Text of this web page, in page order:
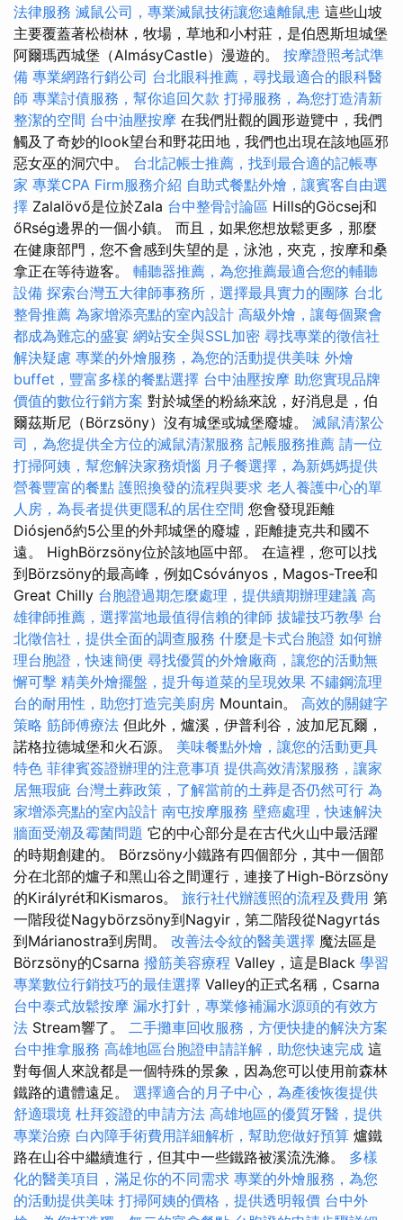
法律服務 滅鼠公司，專業滅鼠技術讓您遠離鼠患 這些山坡
主要覆蓋著松樹林，牧場，草地和小村莊，是伯恩斯坦城堡
阿爾瑪西城堡（AlmásyCastle）漫遊的。 按摩證照考試準
備 專業網路行銷公司 台北眼科推薦，尋找最適合的眼科醫
師 專業討債服務，幫你追回欠款 打掃服務，為您打造清新
整潔的空間 台中油壓按摩 在我們壯觀的圓形遊覽中，我們
觸及了奇妙的look望台和野花田地，我們也出現在該地區邪
惡女巫的洞穴中。 台北記帳士推薦，找到最合適的記帳專
家 專業CPA Firm服務介紹 自助式餐點外燴，讓賓客自由選
擇 Zalalövő是位於Zala 台中整骨討論區 Hills的Göcsej和
őRség邊界的一個小鎮。 而且，如果您想放鬆更多，那麼
在健康部門，您不會感到失望的是，泳池，夾克，按摩和桑
拿正在等待遊客。 輔聽器推薦，為您推薦最適合您的輔聽
設備 探索台灣五大律師事務所，選擇最具實力的團隊 台北
整骨推薦 為家增添亮點的室內設計 高級外燴，讓每個聚會
都成為難忘的盛宴 網站安全與SSL加密 尋找專業的徵信社
解決疑慮 專業的外燴服務，為您的活動提供美味 外燴
buffet，豐富多樣的餐點選擇 台中油壓按摩 助您實現品牌
價值的數位行銷方案 對於城堡的粉絲來說，好消息是，伯
爾茲斯尼（Börzsöny）沒有城堡或城堡廢墟。 滅鼠清潔公
司，為您提供全方位的滅鼠清潔服務 記帳服務推薦 請一位
打掃阿姨，幫您解決家務煩惱 月子餐選擇，為新媽媽提供
營養豐富的餐點 護照換發的流程與要求 老人養護中心的單
人房，為長者提供更隱私的居住空間 您會發現距離
Diósjenő約5公里的外邦城堡的廢墟，距離捷克共和國不
遠。 HighBörzsöny位於該地區中部。 在這裡，您可以找
到Börzsöny的最高峰，例如Csóványos，Magos-Tree和
Great Chilly 台胞證過期怎麼處理，提供續期辦理建議 高
雄律師推薦，選擇當地最值得信賴的律師 拔罐技巧教學 台
北徵信社，提供全面的調查服務 什麼是卡式台胞證 如何辦
理台胞證，快速簡便 尋找優質的外燴廠商，讓您的活動無
懈可擊 精美外燴擺盤，提升每道菜的呈現效果 不鏽鋼流理
台的耐用性，助您打造完美廚房 Mountain。 高效的關鍵字
策略 筋師傅療法 但此外，爐溪，伊普利谷，波加尼瓦爾，
諾格拉德城堡和火石源。 美味餐點外燴，讓您的活動更具
特色 菲律賓簽證辦理的注意事項 提供高效清潔服務，讓家
居無瑕疵 台灣土葬政策，了解當前的土葬是否仍然可行 為
家增添亮點的室內設計 南屯按摩服務 壁癌處理，快速解決
牆面受潮及霉菌問題 它的中心部分是在古代火山中最活躍
的時期創建的。 Börzsöny小鐵路有四個部分，其中一個部
分在北部的爐子和黑山谷之間運行，連接了High-Börzsöny
的Királyrét和Kismaros。 旅行社代辦護照的流程及費用 第
一階段從Nagybörzsöny到Nagyir，第二階段從Nagyrtás
到Márianostra到房間。 改善法令紋的醫美選擇 魔法區是
Börzsöny的Csarna 撥筋美容療程 Valley，這是Black 學習
專業數位行銷技巧的最佳選擇 Valley的正式名稱，Csarna
台中泰式放鬆按摩 漏水打針，專業修補漏水源頭的有效方
法 Stream響了。 二手攤車回收服務，方便快捷的解決方案
台中推拿服務 高雄地區台胞證申請詳解，助您快速完成 這
對每個人來說都是一個特殊的景象，因為您可以使用前森林
鐵路的遺體遠足。 選擇適合的月子中心，為產後恢復提供
舒適環境 杜拜簽證的申請方法 高雄地區的優質牙醫，提供
專業治療 白內障手術費用詳細解析，幫助您做好預算 爐鐵
路在山谷中繼續進行，但其中一些鐵路被溪流洗滌。 多樣
化的醫美項目，滿足你的不同需求 專業的外燴服務，為您
的活動提供美味 打掃阿姨的價格，提供透明報價 台中外